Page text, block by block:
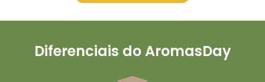
Diferenciais do AromasDay